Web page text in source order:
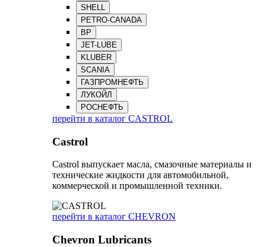
SHELL
PETRO-CANADA
BP
JET-LUBE
KLUBER
SCANIA
ГАЗПРОМНЕФТЬ
ЛУКОЙЛ
РОСНЕФТЬ
перейти в каталог CASTROL
Castrol
Castrol выпускает масла, смазочные материалы и
технические жидкости для автомобильной,
коммерческой и промышленной техники.
перейти в каталог CHEVRON
Chevron Lubricants